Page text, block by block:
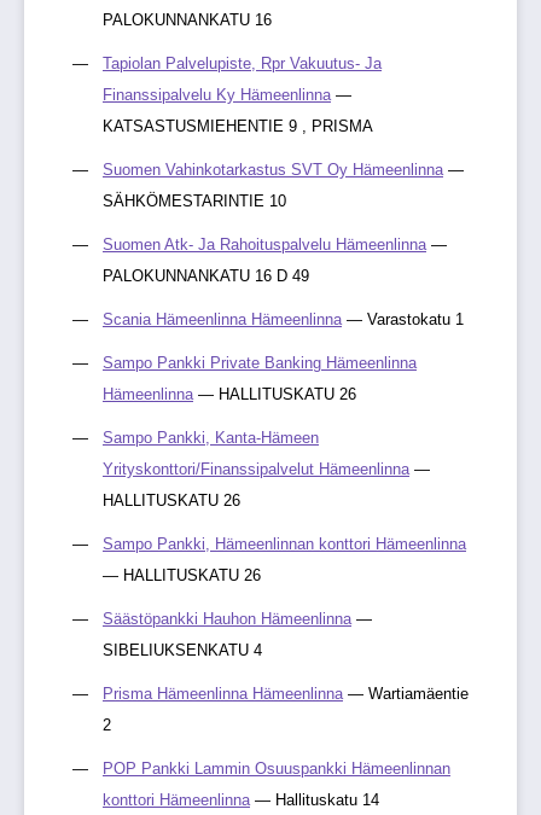
PALOKUNNANKATU 16
Tapiolan Palvelupiste, Rpr Vakuutus- Ja
Finanssipalvelu Ky Hämeenlinna—
KATSASTUSMIEHENTIE 9 , PRISMA
Suomen Vahinkotarkastus SVT Oy Hämeenlinna—
SÄHKÖMESTARINTIE 10
Suomen Atk- Ja Rahoituspalvelu Hämeenlinna—
PALOKUNNANKATU 16 D 49
Scania Hämeenlinna Hämeenlinna— Varastokatu 1
Sampo Pankki Private Banking Hämeenlinna
Hämeenlinna— HALLITUSKATU 26
Sampo Pankki, Kanta-Hämeen
Yrityskonttori/Finanssipalvelut Hämeenlinna—
HALLITUSKATU 26
Sampo Pankki, Hämeenlinnan konttori Hämeenlinna
— HALLITUSKATU 26
Säästöpankki Hauhon Hämeenlinna—
SIBELIUKSENKATU 4
Prisma Hämeenlinna Hämeenlinna— Wartiamäentie
2
POP Pankki Lammin Osuuspankki Hämeenlinnan
konttori Hämeenlinna— Hallituskatu 14